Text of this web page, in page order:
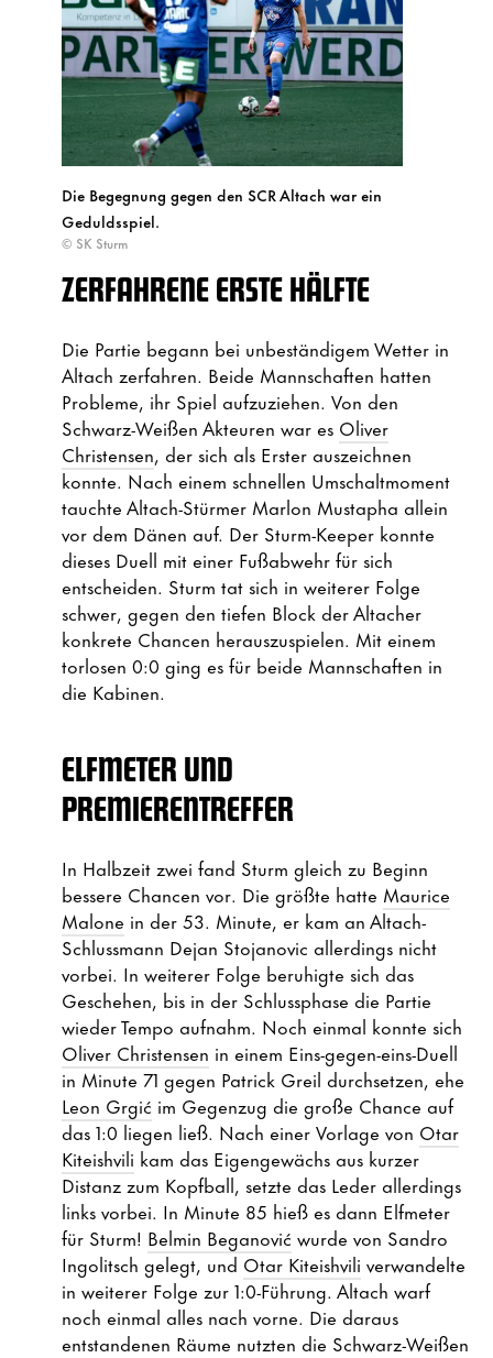
Die Begegnung gegen den SCR Altach war ein
Geduldsspiel.
© SK Sturm
ZERFAHRENE ERSTE HÄLFTE
Die Partie begann bei unbeständigem Wetter in
Altach zerfahren. Beide Mannschaften hatten
Probleme, ihr Spiel aufzuziehen. Von den
Schwarz-Weißen Akteuren war es Oliver
Christensen, der sich als Erster auszeichnen
konnte. Nach einem schnellen Umschaltmoment
tauchte Altach-Stürmer Marlon Mustapha allein
vor dem Dänen auf. Der Sturm-Keeper konnte
dieses Duell mit einer Fußabwehr für sich
entscheiden. Sturm tat sich in weiterer Folge
schwer, gegen den tiefen Block der Altacher
konkrete Chancen herauszuspielen. Mit einem
torlosen 0:0 ging es für beide Mannschaften in
die Kabinen.
ELFMETER UND
PREMIERENTREFFER
In Halbzeit zwei fand Sturm gleich zu Beginn
bessere Chancen vor. Die größte hatte Maurice
Malone in der 53. Minute, er kam an Altach-
Schlussmann Dejan Stojanovic allerdings nicht
vorbei. In weiterer Folge beruhigte sich das
Geschehen, bis in der Schlussphase die Partie
wieder Tempo aufnahm. Noch einmal konnte sich
Oliver Christensen in einem Eins-gegen-eins-Duell
in Minute 71 gegen Patrick Greil durchsetzen, ehe
Leon Grgić im Gegenzug die große Chance auf
das 1:0 liegen ließ. Nach einer Vorlage von Otar
Kiteishvili kam das Eigengewächs aus kurzer
Distanz zum Kopfball, setzte das Leder allerdings
links vorbei. In Minute 85 hieß es dann Elfmeter
für Sturm! Belmin Beganović wurde von Sandro
Ingolitsch gelegt, und Otar Kiteishvili verwandelte
in weiterer Folge zur 1:0-Führung. Altach warf
noch einmal alles nach vorne. Die daraus
entstandenen Räume nutzten die Schwarz-Weißen